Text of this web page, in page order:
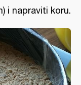
i napraviti koru.